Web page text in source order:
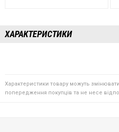
ХАРАКТЕРИСТИКИ
Характеристики товару можуть
попередження покупців та не несе